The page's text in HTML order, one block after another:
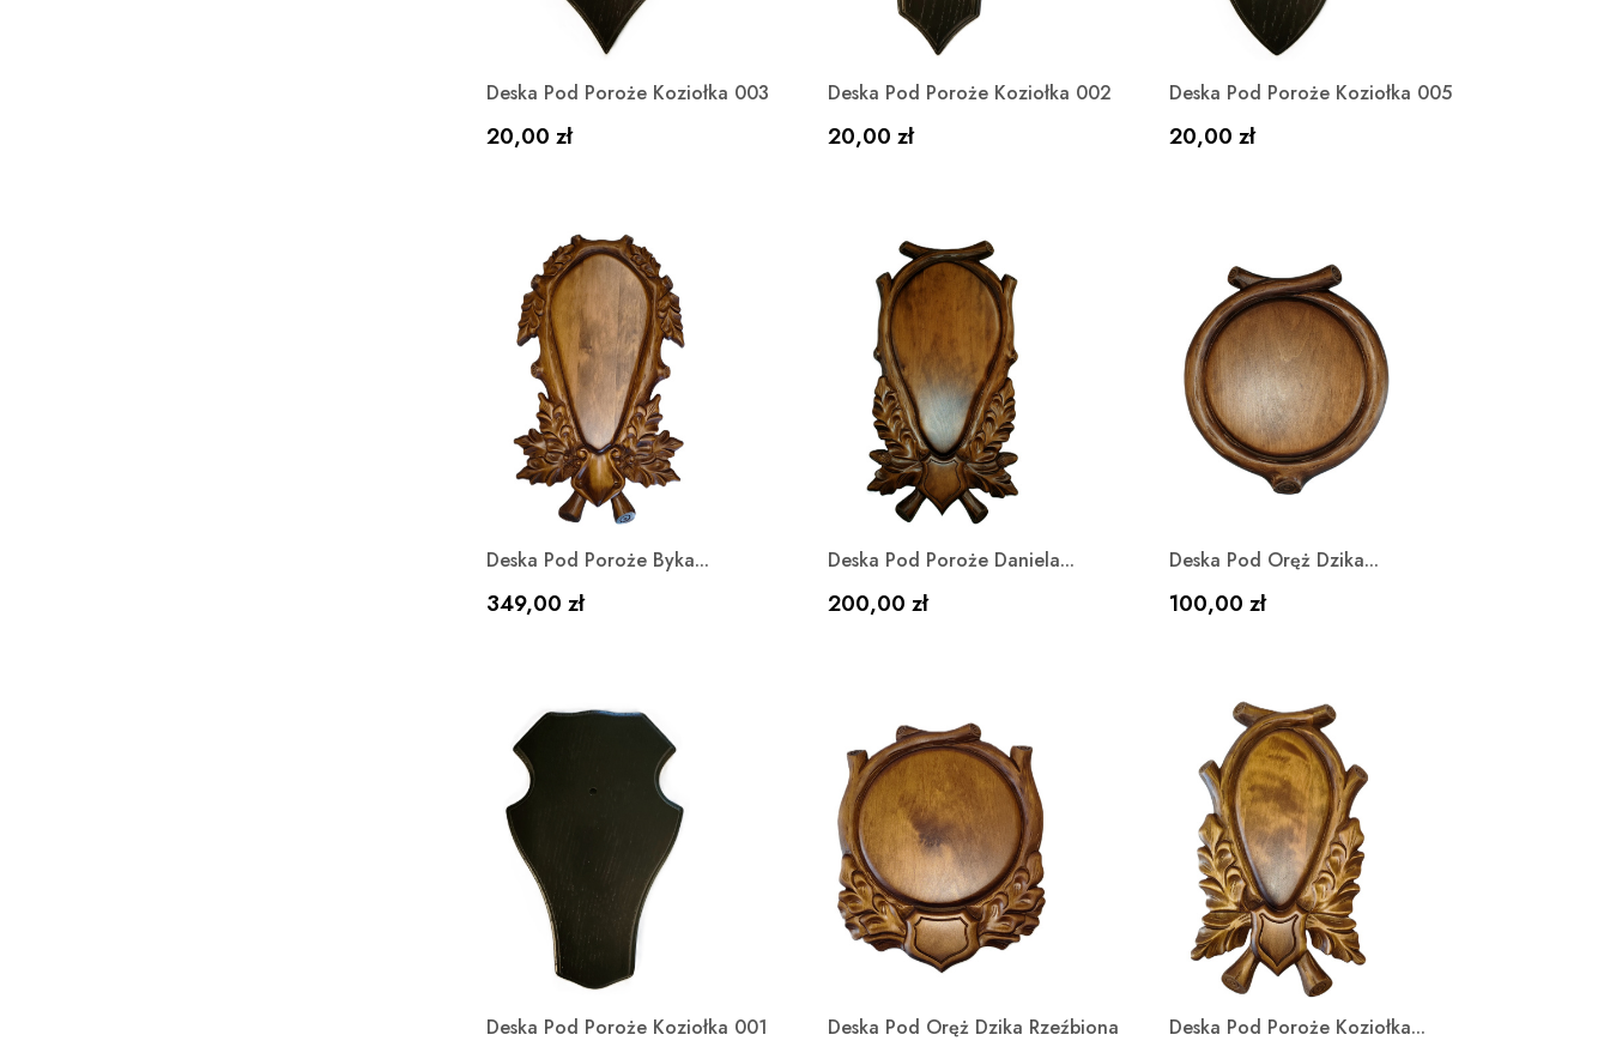
 Szybki podgląd
Deska Pod Poroże Koziołka 003
Cena
20,00 zł
 Szybki podgląd
Deska Pod Poroże Koziołka 002
Cena
20,00 zł
 Szybki podgląd
Deska Pod Poroże Koziołka 005
Cena
20,00 zł
 Szybki podgląd
Deska Pod Poroże Byka...
Cena
349,00 zł
 Szybki podgląd
Deska Pod Poroże Daniela...
Cena
200,00 zł
 Szybki podgląd
Deska Pod Oręż Dzika...
Cena
100,00 zł
 Szybki podgląd
Deska Pod Poroże Koziołka 001  Szybki podgląd
Deska Pod Oręż Dzika Rzeźbiona  Szybki podgląd
Deska Pod Poroże Koziołka...